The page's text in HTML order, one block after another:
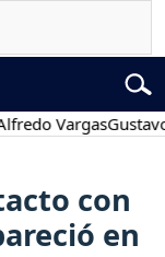
VargasGustavo
con
en